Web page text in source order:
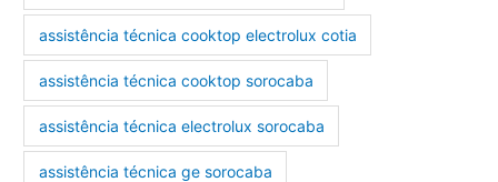
assistência técnica cooktop electrolux cotia
assistência técnica cooktop sorocaba
assistência técnica electrolux sorocaba
assistência técnica ge sorocaba